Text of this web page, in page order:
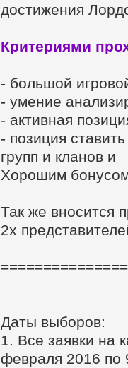
достижения
Критериями
- большой
- умение
- активная
- позиция
групп и кланов и
Хорошим
Так же вносится
2х
Даты выборов:
1. Все заявки на
февраля 2016 по